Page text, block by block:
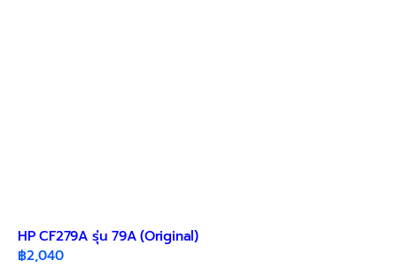
HP CF279A รุ่น 79A (Original)
฿2,040